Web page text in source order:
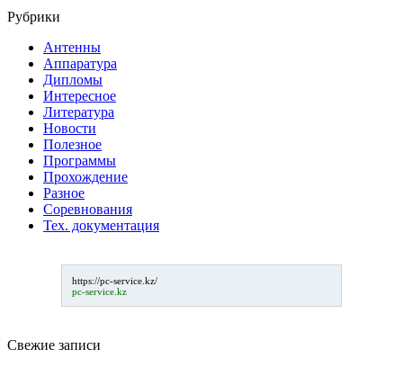
Рубрики
Антенны
Аппаратура
Дипломы
Интересное
Литература
Новости
Полезное
Программы
Прохождение
Разное
Соревнования
Тех. документация
https://pc-service.kz/
pc-service.kz
Свежие записи